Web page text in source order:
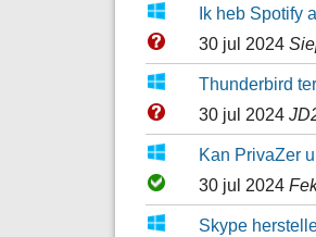
Ik heb Spotify
30 jul 2024
Thunderbird
30 jul 2024
Kan PrivaZer
30 jul 2024
Skype